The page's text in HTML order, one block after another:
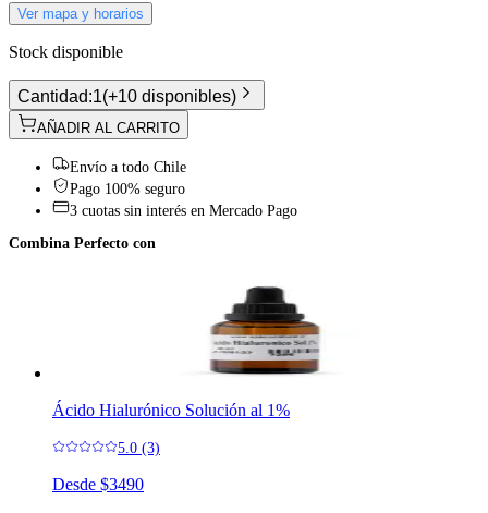
Ver mapa y horarios
Stock disponible
Cantidad:1(+10 disponibles)
AÑADIR AL CARRITO
Envío a todo Chile
Pago 100% seguro
3 cuotas sin interés en Mercado Pago
Combina Perfecto con
Ácido Hialurónico Solución al 1%
5.0 (3)
Desde $3490